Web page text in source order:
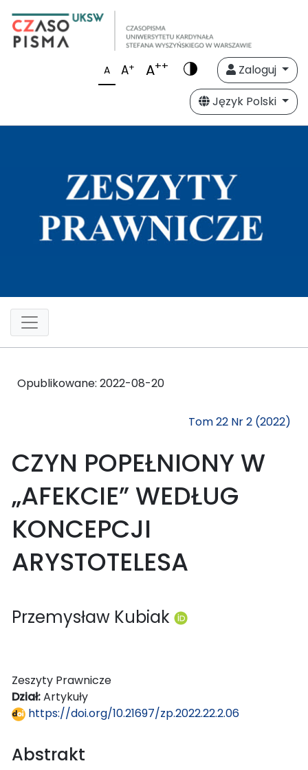
A A+ A++
Zaloguj
Język Polski
Opublikowane: 2022-08-20
Tom 22 Nr 2 (2022)
CZYN POPEŁNIONY W
„AFEKCIE” WEDŁUG
KONCEPCJI
ARYSTOTELESA
Przemysław Kubiak
Zeszyty Prawnicze
Dział:Artykuły
https://doi.org/10.21697/zp.2022.22.2.06
Abstrakt